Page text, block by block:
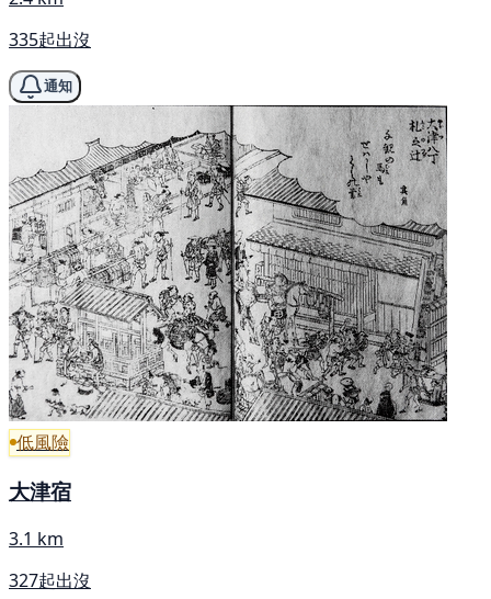
335起出沒
通知
低風險
大津宿
3.1 km
327起出沒